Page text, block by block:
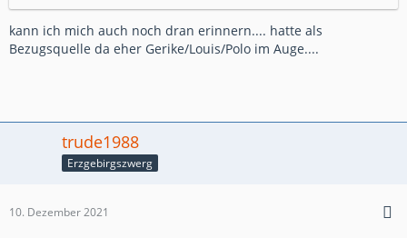
kann ich mich auch noch dran erinnern.... hatte als
Bezugsquelle da eher Gerike/Louis/Polo im Auge....
trude1988
Erzgebirgszwerg
10. Dezember 2021